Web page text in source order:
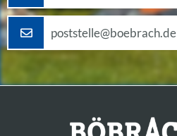
poststelle@boebrach.de